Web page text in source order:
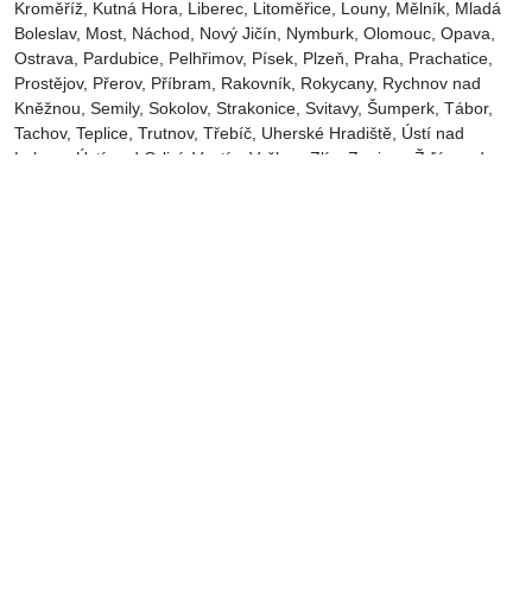
Kroměříž‎, Kutná Hora‎, Liberec‎, Litoměřice‎, Louny‎, Mělník‎, Mladá
Boleslav‎, Most‎, Náchod‎, Nový Jičín‎, Nymburk‎, Olomouc‎, Opava,
Ostrava‎, Pardubice‎, Pelhřimov‎, Písek‎‎, Plzeň‎‎‎, Praha‎, Prachatice‎,
Prostějov‎, Přerov‎, Příbram‎, Rakovník‎, Rokycany, Rychnov nad
Kněžnou, Semily‎, Sokolov‎, Strakonice, Svitavy, Šumperk, Tábor,
Tachov, Teplice, Trutnov‎, Třebíč, Uherské Hradiště, Ústí nad
Labem‎, Ústí nad Orlicí‎, Vsetín, Vyškov, Zlín, Znojmo, Žďár nad